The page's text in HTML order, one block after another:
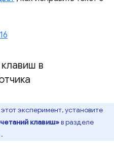
в
эксперимент, установите
клавиш»в разделе
.